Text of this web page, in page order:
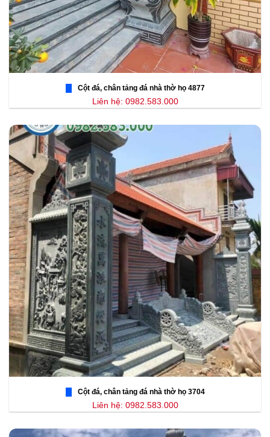
Cột đá, chân tảng đá nhà thờ họ 4877
Liên hệ: 0982.583.000
Cột đá, chân tảng đá nhà thờ họ 3704
Liên hệ: 0982.583.000